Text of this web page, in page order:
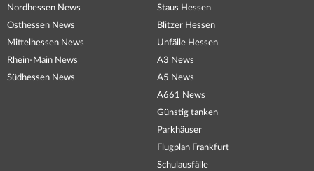
Nordhessen News
Osthessen News
Mittelhessen News
Rhein-Main News
Südhessen News
Staus Hessen
Blitzer Hessen
Unfälle Hessen
A3 News
A5 News
A661 News
Günstig tanken
Parkhäuser
Flugplan Frankfurt
Schulausfälle